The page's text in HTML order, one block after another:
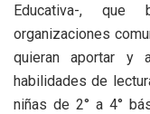
Educativa-, que
organizaciones
quieran aportar y
habilidades de
niñas de 2° a 4°